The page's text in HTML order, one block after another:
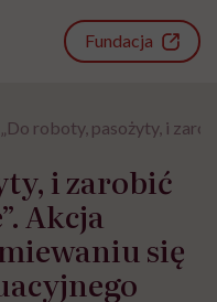
Fundacja
„Do roboty, pasożyty, i
i zarobić
Akcja
się